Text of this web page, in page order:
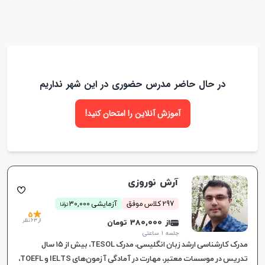
در حال حاضر مدرس حضوری در این شهر نداریم
آموزش آنلاین را امتحان کنید!
آرش نوروزی
297 کلاس موفق آزمایشی 30,000 توما
ن
از 380,000 تومان
جلسه ۱ ساعتی
5
از 63 نظر
مدرک کارشناسی ارشد زبان انگلیسی، مدرک TESOL، بیش از ۱۵ سال
تدریس در موسسات معتبر، مهارت در آمادگی آزمون‌های IELTS و TOEFL،